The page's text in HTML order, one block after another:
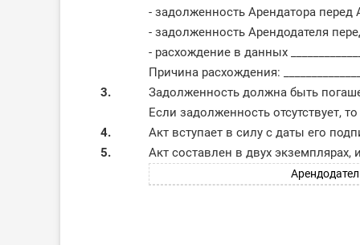
- задолженность Арендатора перед
- задолженность Арендодателя
- расхождение в данных
Причина расхождения:
3.
Задолженность должна быть
Если задолженность отсутствует,
4.
Акт вступает в силу с даты его
5.
Акт составлен в двух